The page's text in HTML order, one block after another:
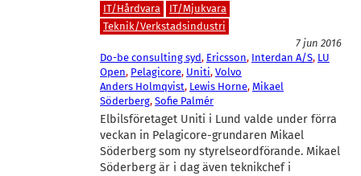
IT/Hårdvara
IT/Mjukvara
Teknik/Verkstadsindustri
7 jun 2016
Do-be consulting syd, Ericsson, Interdan A/S, LU
Open, Pelagicore, Uniti, Volvo
Anders Holmqvist, Lewis Horne, Mikael
Söderberg, Sofie Palmér
Elbilsföretaget Uniti i Lund valde under förra
veckan in Pelagicore-grundaren Mikael
Söderberg som ny styrelseordförande. Mikael
Söderberg är i dag även teknikchef i